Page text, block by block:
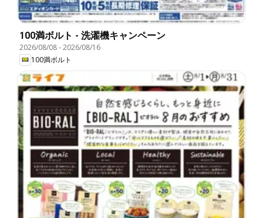
100満ボルト - 洗濯機キャンペーン
2026/08/08-2026/08/16
100満ボルト